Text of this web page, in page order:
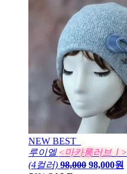
NEW BEST
루이엘 <마카롱러브Ⅰ>
(4컬러) 98,000 98,000원